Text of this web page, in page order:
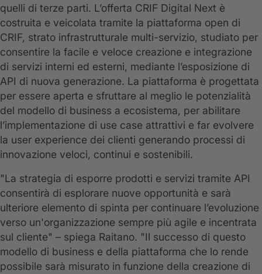
quelli di terze parti. L’offerta CRIF Digital Next è
costruita e veicolata tramite la piattaforma open di
CRIF, strato infrastrutturale multi-servizio, studiato per
consentire la facile e veloce creazione e integrazione
di servizi interni ed esterni, mediante l’esposizione di
API di nuova generazione. La piattaforma è progettata
per essere aperta e sfruttare al meglio le potenzialità
del modello di business a ecosistema, per abilitare
l’implementazione di use case attrattivi e far evolvere
la user experience dei clienti generando processi di
innovazione veloci, continui e sostenibili.
"La strategia di esporre prodotti e servizi tramite API
consentirà di esplorare nuove opportunità e sarà
ulteriore elemento di spinta per continuare l’evoluzione
verso un'organizzazione sempre più agile e incentrata
sul cliente" – spiega Raitano. "Il successo di questo
modello di business e della piattaforma che lo rende
possibile sarà misurato in funzione della creazione di